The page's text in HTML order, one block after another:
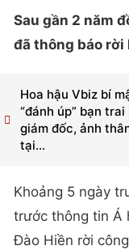
Sau gần 2 năm
đã thông báo rời
Hoa hậu Vbiz bí
“đánh úp” bạn trai
giám đốc, ảnh
tại...
Khoảng 5 ngày
trước thông tin Á
Đào Hiền rời